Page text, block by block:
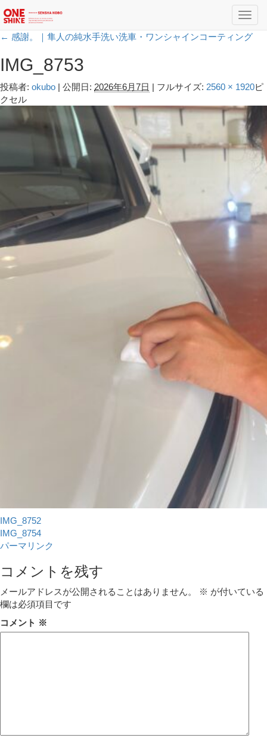
← 感謝。｜隼人の純水手洗い洗車・ワンシャインコーティング
IMG_8753
投稿者: okubo | 公開日: 2026年6月7日 | フルサイズ: 2560 × 1920ピ
クセル
IMG_8752
IMG_8754
パーマリンク
コメントを残す
メールアドレスが公開されることはありません。 ※ が付いている
欄は必須項目です
コメント ※